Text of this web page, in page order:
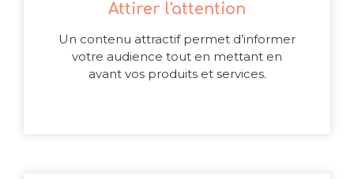
Attirer l'attention
Un contenu attractif permet d’informer
votre audience tout en mettant en
avant vos produits et services.